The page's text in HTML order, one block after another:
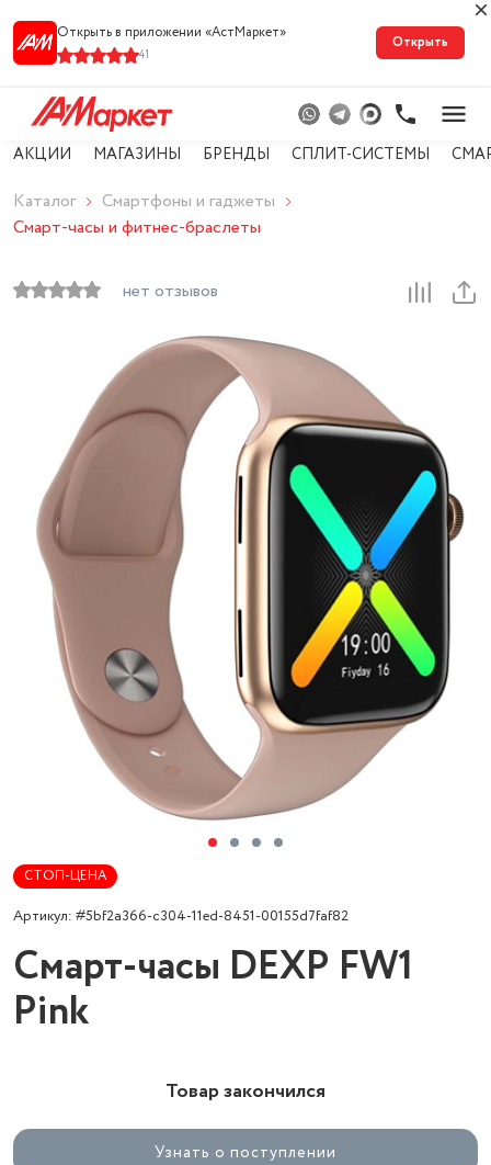
Открыть в приложении «АстМарке‪т‬»
41
Открыть
АКЦИИ МАГАЗИНЫ БРЕНДЫ СПЛИТ-СИСТЕМЫ
Каталог
Смартфоны и гаджеты
Смарт-часы и фитнес-браслеты
нет отзывов
СТОП-ЦЕНА
Артикул: #5bf2a366-c304-11ed-8451-00155d7faf82
Смарт-часы DEXP FW1
Pink
Товар закончился
Узнать о поступлении